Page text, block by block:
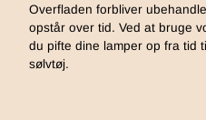
Overfladen forbliver
opstår over tid. Ved at bruge
du pifte dine lamper op fra tid
sølvtøj.